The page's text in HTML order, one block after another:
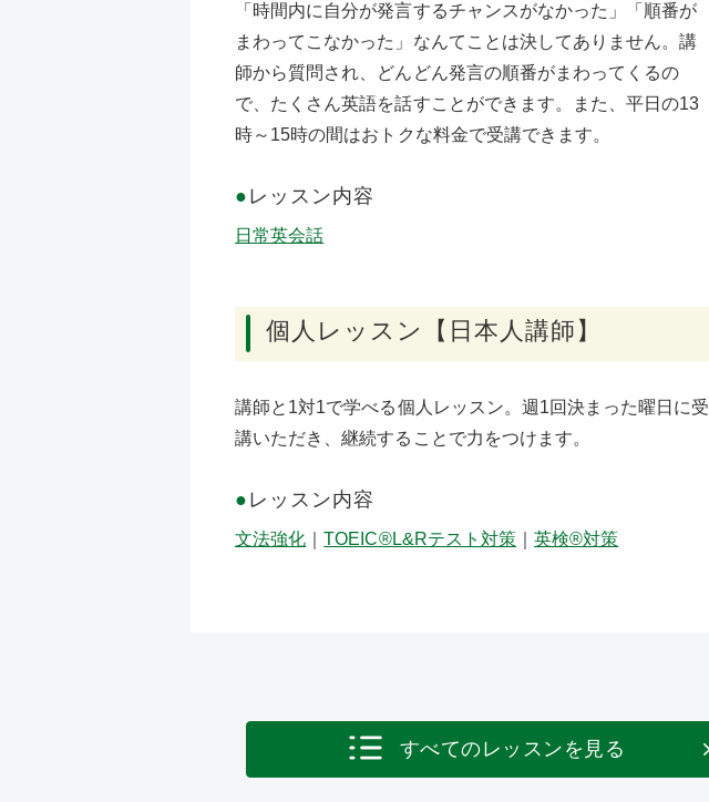
「時間内に自分が発言するチャンスがなかった」「順番が
まわってこなかった」なんてことは決してありません。講
師から質問され、どんどん発言の順番がまわってくるの
で、たくさん英語を話すことができます。また、平日の13
時～15時の間はおトクな料金で受講できます。
● レッスン内容
日常英会話
個人レッスン【日本人講師】
講師と1対1で学べる個人レッスン。週1回決まった曜日に受
講いただき、継続することで力をつけます。
● レッスン内容
文法強化 ｜TOEIC®L&Rテスト対策｜英検®対策
すべてのレッスンを見る